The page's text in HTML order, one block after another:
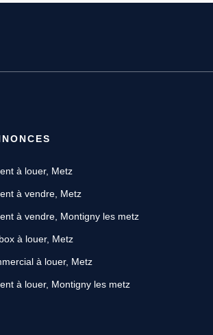
à louer, Metz
à vendre, Metz
à vendre, Montigny les metz
à louer, Metz
à louer, Metz
à louer, Montigny les metz